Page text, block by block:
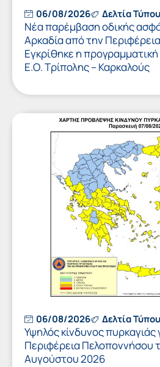
06/08/2026 Δελτία Τύπου
Νέα παρέμβαση οδικής
Αρκαδία από την
Εγκρίθηκε η
Ε.Ο. Τρίπολης – Καρκαλούς
06/08/2026 Δελτία Τύπου
Υψηλός κίνδυνος πυρκαγιάς
Περιφέρεια Πελοποννήσου
Αυγούστου 2026